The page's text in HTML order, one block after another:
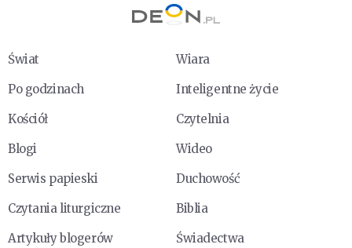
Świat
Wiara
Po godzinach
Inteligentne życie
Kościół
Czytelnia
Blogi
Wideo
Serwis papieski
Duchowość
Czytania liturgiczne
Biblia
Artykuły blogerów
Świadectwa